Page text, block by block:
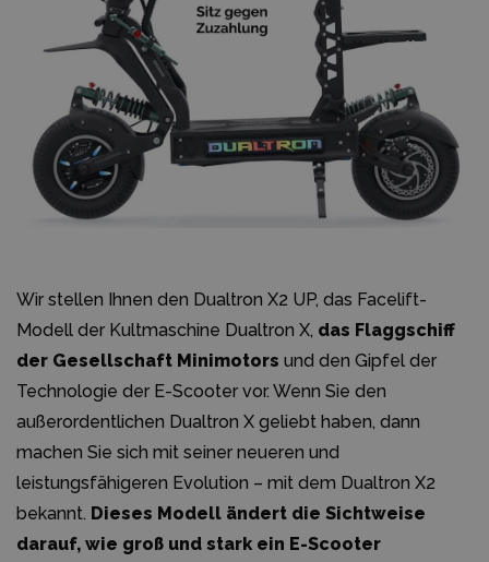
Wir stellen Ihnen den Dualtron X2 UP, das Facelift-
Modell der Kultmaschine Dualtron X, das Flaggschiff
der Gesellschaft Minimotors und den Gipfel der
Technologie der E-Scooter vor. Wenn Sie den
außerordentlichen Dualtron X geliebt haben, dann
machen Sie sich mit seiner neueren und
leistungsfähigeren Evolution – mit dem Dualtron X2
bekannt. Dieses Modell ändert die Sichtweise
darauf, wie groß und stark ein E-Scooter